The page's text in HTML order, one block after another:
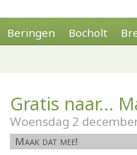
Beringen Bocholt
Gratis naar...
Woensdag 2
Maak dat mee!